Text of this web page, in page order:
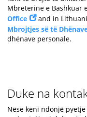
Mbretërinë e Bashkuar
Office
and in
Mbrojtjes së të
dhënave personale.
Duke na
Nëse keni ndonjë